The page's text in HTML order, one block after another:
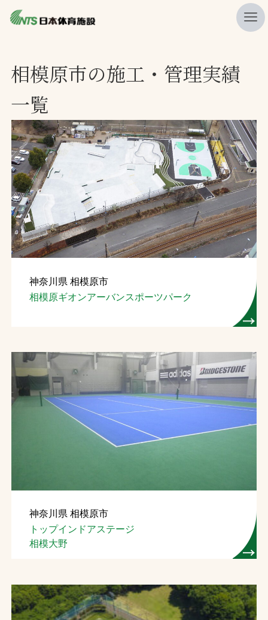
ニュース
プレスリリース
レポート
製品・サービス一覧
施工・管理実績一覧
会社概要
採用情報
検索
お問合せ
プライバシーポリシー
ソーシャルメディアポリシー
文字の見えづらさや操作にお困りの方へ
相模原市の施工・管理実績
一覧
神奈川県 相模原市
相模原ギオンアーバンスポーツパーク
神奈川県 相模原市
トップインドアステージ
相模大野